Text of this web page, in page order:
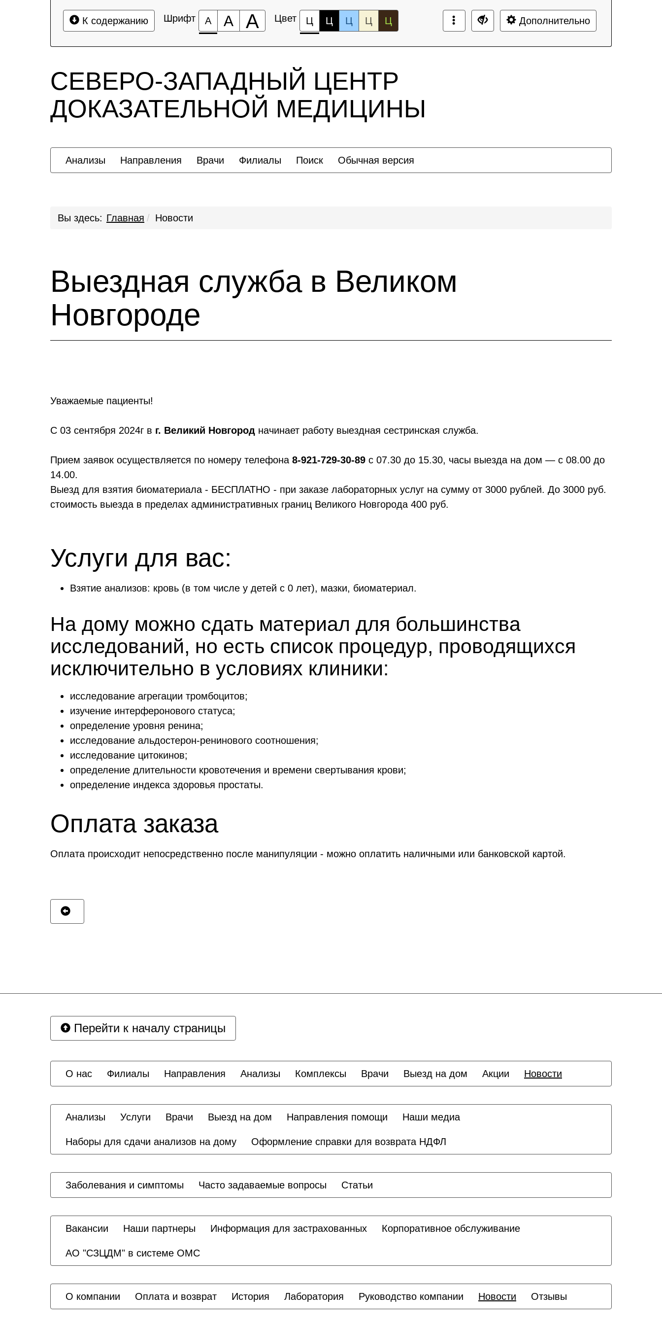
К содержанию Шрифт А А А Цвет Ц Ц Ц Ц Ц Дополнительно
СЕВЕРО-ЗАПАДНЫЙ ЦЕНТР
ДОКАЗАТЕЛЬНОЙ МЕДИЦИНЫ
Анализы Направления Врачи Филиалы Поиск Обычная версия
Вы здесь: Главная Новости
Выездная служба в Великом
Новгороде
Уважаемые пациенты!
С 03 сентября 2024г в г. Великий Новгород начинает работу выездная сестринская служба.
Прием заявок осуществляется по номеру телефона 8-921-729-30-89 с 07.30 до 15.30, часы выезда на дом — с 08.00 до
14.00.
Выезд для взятия биоматериала - БЕСПЛАТНО - при заказе лабораторных услуг на сумму от 3000 рублей. До 3000 руб.
стоимость выезда в пределах административных границ Великого Новгорода 400 руб.
Услуги для вас:
Взятие анализов: кровь (в том числе у детей с 0 лет), мазки, биоматериал.
На дому можно сдать материал для большинства
исследований, но есть список процедур, проводящихся
исключительно в условиях клиники:
исследование агрегации тромбоцитов;
изучение интерферонового статуса;
определение уровня ренина;
исследование альдостерон-ренинового соотношения;
исследование цитокинов;
определение длительности кровотечения и времени свертывания крови;
определение индекса здоровья простаты.
Оплата заказа
Оплата происходит непосредственно после манипуляции - можно оплатить наличными или банковской картой.
Перейти к началу страницы
О нас Филиалы Направления Анализы Комплексы Врачи Выезд на дом Акции Новости
Анализы Услуги Врачи Выезд на дом Направления помощи Наши медиа
Наборы для сдачи анализов на дому Оформление справки для возврата НДФЛ
Заболевания и симптомы Часто задаваемые вопросы Статьи
Вакансии Наши партнеры Информация для застрахованных Корпоративное обслуживание
АО "СЗЦДМ" в системе ОМС
О компании Оплата и возврат История Лаборатория Руководство компании Новости Отзывы